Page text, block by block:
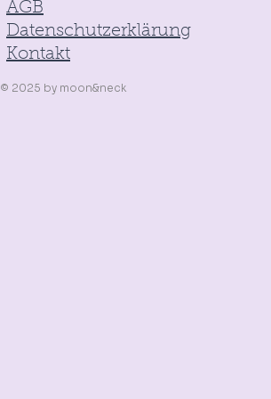
AGB
Datenschutzerklärung
Kontakt
© 2025 by moon&neck